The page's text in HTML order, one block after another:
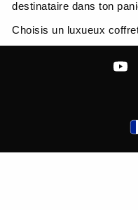
destinataire dans ton
Choisis un luxueux